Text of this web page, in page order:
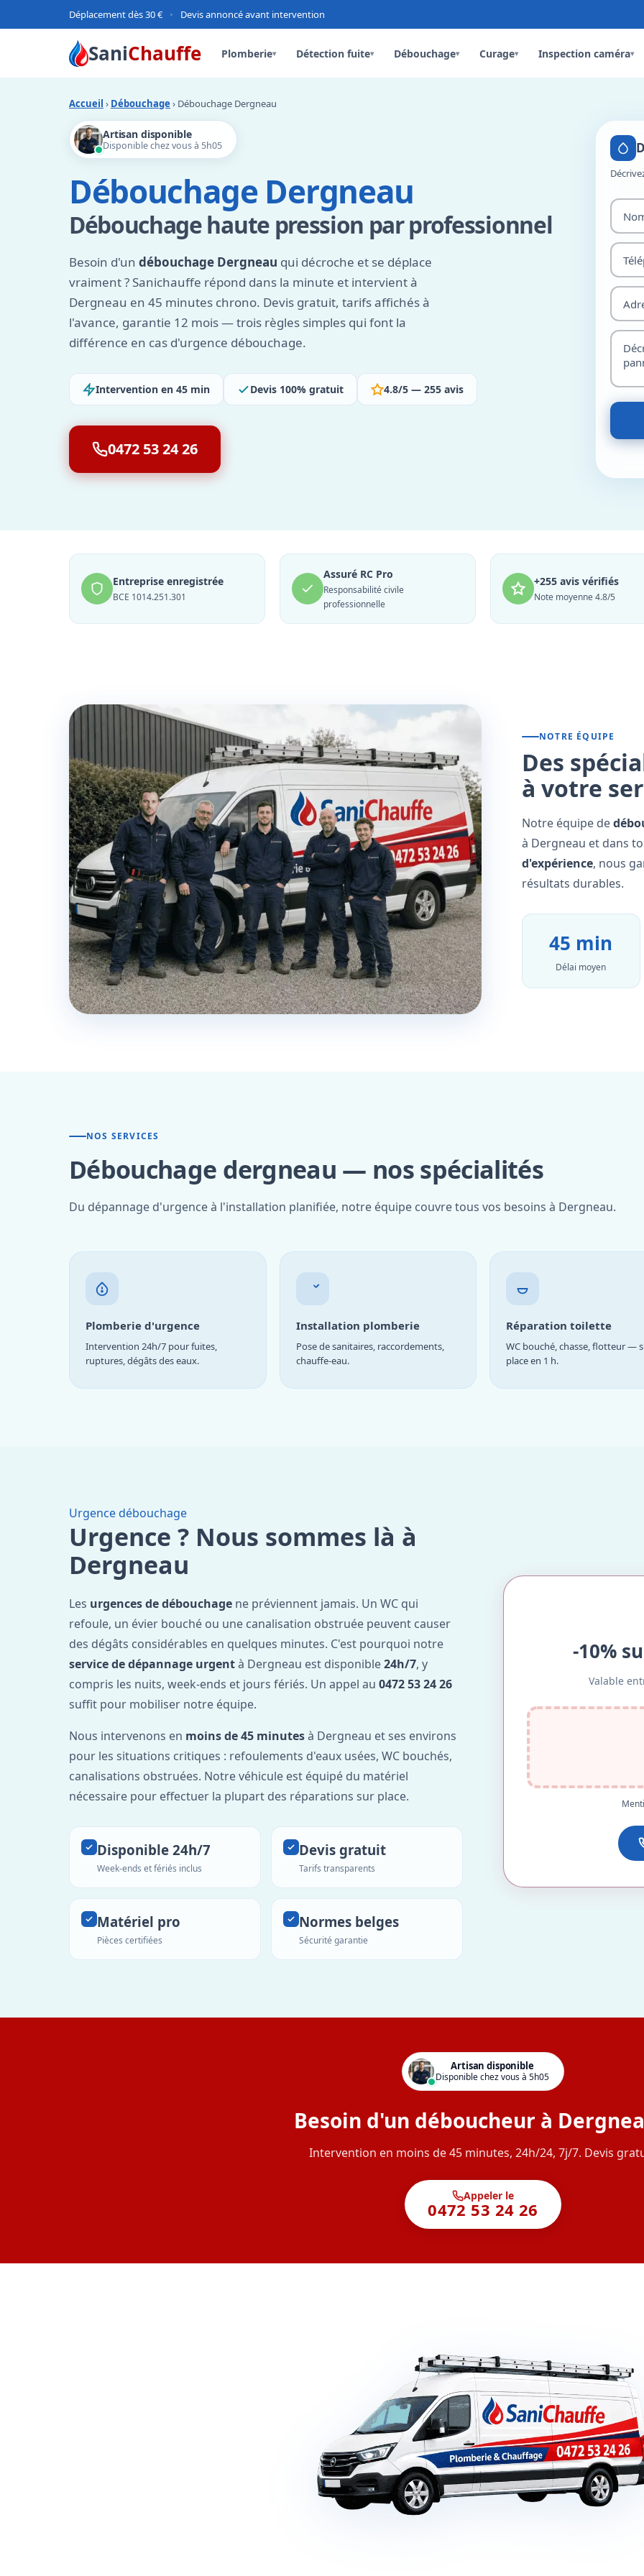
Déplacement dès 30 € • Devis annoncé avant intervention
SaniChauffe Plomberie▾ Détection fuite▾ Débouchage▾ Curage▾ Inspection caméra▾
Accueil › Débouchage › Débouchage Dergneau
Artisan disponible
Disponible chez vous à 5h05
Débouchage Dergneau
Débouchage haute pression par professionnel
Besoin d'un débouchage Dergneau qui décroche et se déplace
vraiment ? Sanichauffe répond dans la minute et intervient à
Dergneau en 45 minutes chrono. Devis gratuit, tarifs affichés à
l'avance, garantie 12 mois — trois règles simples qui font la
différence en cas d'urgence débouchage.
Intervention en 45 min Devis 100% gratuit 4.8/5 — 255 avis
0472 53 24 26
Entreprise enregistrée
BCE 1014.251.301
Assuré RC Pro
Responsabilité civile
professionnelle
+255 avis vérifiés
Note moyenne 4.8/5
NOTRE ÉQUIPE
Des
à votre
Notre équipe de
à Dergneau et dans
d'expérience, nous
résultats durables.
45 min
Délai moyen
NOS SERVICES
Débouchage dergneau — nos spécialités
Du dépannage d'urgence à l'installation planifiée, notre équipe couvre tous vos besoins à Dergneau.
Plomberie d'urgence
Intervention 24h/7 pour fuites,
ruptures, dégâts des eaux.
Installation plomberie
Pose de sanitaires, raccordements,
chauffe-eau.
Réparation toilette
WC bouché, chasse, flotteur —
place en 1 h.
Urgence débouchage
Urgence ? Nous sommes là à
Dergneau
Les urgences de débouchage ne préviennent jamais. Un WC qui
refoule, un évier bouché ou une canalisation obstruée peuvent causer
des dégâts considérables en quelques minutes. C'est pourquoi notre
service de dépannage urgentà Dergneau est disponible24h/7, y
compris les nuits, week-ends et jours fériés. Un appel au 0472 53 24 26
suffit pour mobiliser notre équipe.
Nous intervenons en moins de 45 minutesà Dergneau et ses environs
pour les situations critiques : refoulements d'eaux usées, WC bouchés,
canalisations obstruées. Notre véhicule est équipé du matériel
nécessaire pour effectuer la plupart des réparations sur place.
Disponible 24h/7
Week-ends et fériés inclus
Devis gratuit
Tarifs transparents
Matériel pro
Pièces certifiées
Normes belges
Sécurité garantie
-10%
Valable
Artisan disponible
Disponible chez vous à 5h05
Besoin d'un déboucheur à
Intervention en moins de 45 minutes, 24h/24, 7j/7. Devis
Appeler le
0472 53 24 26